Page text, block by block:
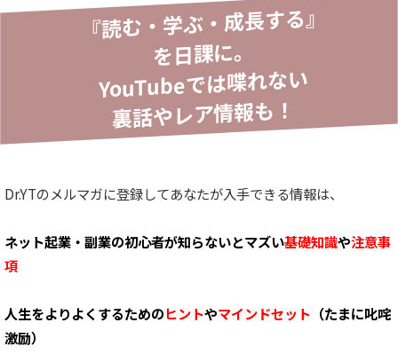
『読む・学ぶ・成長する』
を日課に。
YouTubeでは喋れない
裏話やレア情報も！
Dr.YTのメルマガに登録してあなたが入手できる情報は、
ネット起業・副業の初心者が知らないとマズい基礎知識や注意事
項
人生をよりよくするためのヒントやマインドセット （たまに叱咤
激励）